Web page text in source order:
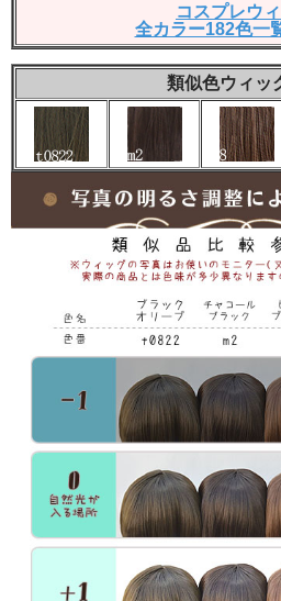
コスプレウ
全カラー182色一
類似色ウィッ